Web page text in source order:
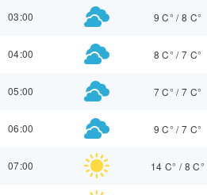
03:00 9 C° /8 C°
04:00 8 C° /7 C°
05:00 7 C° /7 C°
06:00 9 C° /7 C°
07:00 14 C° / 8 C°